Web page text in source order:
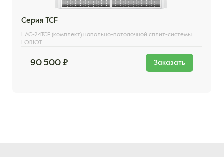
Серия TCF
LAC-24TCF (комплект) напольно-потолочной сплит-системы
LORIOT
90 500 ₽ Заказать